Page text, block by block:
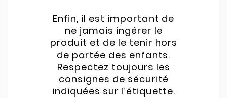
Enfin, il est important de
ne jamais ingérer le
produit et de le tenir hors
de portée des enfants.
Respectez toujours les
consignes de sécurité
indiquées sur l’étiquette.